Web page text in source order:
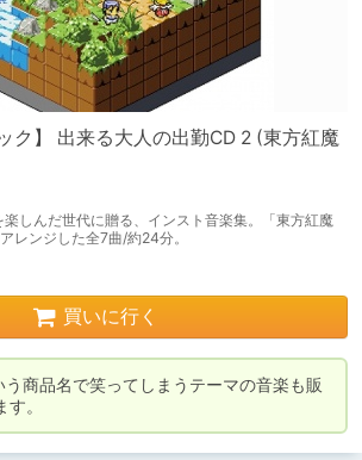
ク】 出来る大人の出勤CD 2 (東方紅魔
しんだ世代に贈る、インスト音楽集。「東方紅魔
レンジした全7曲/約24分。
買いに行く
商品名で笑ってしまうテーマの音楽も販
。